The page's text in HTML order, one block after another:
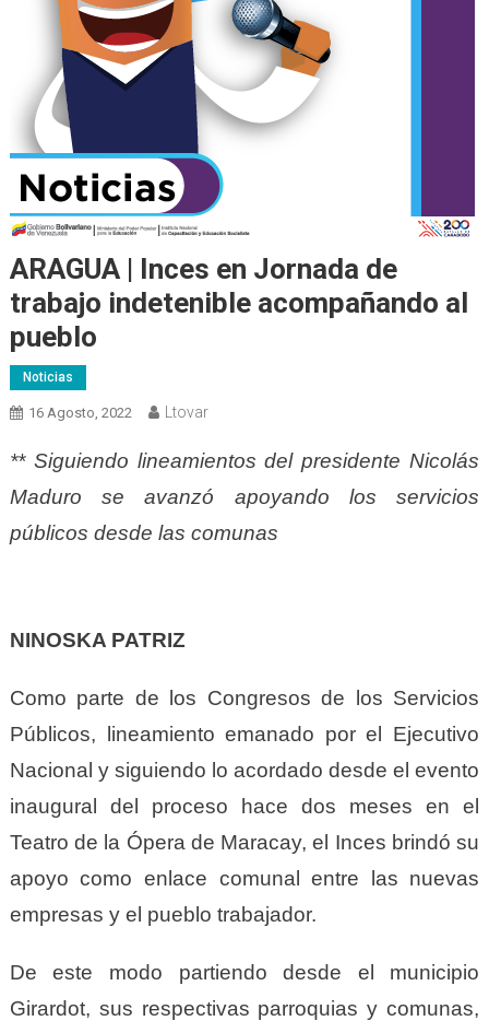
ARAGUA | Inces en Jornada de
trabajo indetenible acompañando al
pueblo
Noticias
16 Agosto, 2022 Ltovar
** Siguiendo lineamientos del presidente Nicolás
Maduro se avanzó apoyando los servicios
públicos desde las comunas
NINOSKA PATRIZ
Como parte de los Congresos de los Servicios
Públicos, lineamiento emanado por el Ejecutivo
Nacional y siguiendo lo acordado desde el evento
inaugural del proceso hace dos meses en el
Teatro de la Ópera de Maracay, el Inces brindó su
apoyo como enlace comunal entre las nuevas
empresas y el pueblo trabajador.
De este modo partiendo desde el municipio
Girardot, sus respectivas parroquias y comunas,